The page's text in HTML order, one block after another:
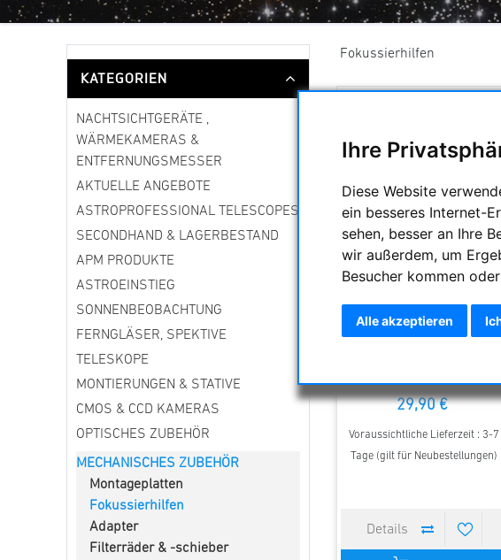
Ihre
Diese Website
ein besseres Internet-
sehen, besser an Ihre
wir außerdem, um
Besucher kommen
Alle akzeptieren
KATEGORIEN
NACHTSICHTGERÄTE ,
WÄRMEKAMERAS &
ENTFERNUNGSMESSER
AKTUELLE ANGEBOTE
ASTROPROFESSIONAL TELESCOPES
SECONDHAND & LAGERBESTAND
APM PRODUKTE
ASTROEINSTIEG
SONNENBEOBACHTUNG
FERNGLÄSER, SPEKTIVE
TELESKOPE
MONTIERUNGEN & STATIVE
CMOS & CCD KAMERAS
OPTISCHES ZUBEHÖR
MECHANISCHES ZUBEHÖR
Montageplatten
Fokussierhilfen
Adapter
Filterräder & -schieber
Fokussierhilfen
Astroprints Bahtinov Maske
29,90 €
Voraussichtliche Lieferzeit : 3-7
Tage (gilt für Neubestellungen)